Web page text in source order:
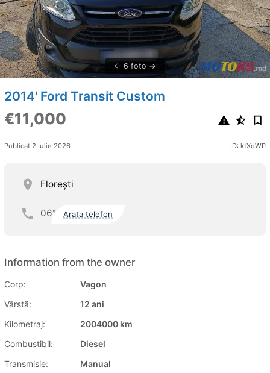
6 foto
2014' Ford Transit Custom
€11,000
Publicat 2 Iulie 2026 ID: ktXqWP
Floreşti
061 Arata telefon
Information from the owner
Corp:
Vagon
Vârstă:
12 ani
Kilometraj:
2004000 km
Combustibil:
Diesel
Transmisie:
Manual